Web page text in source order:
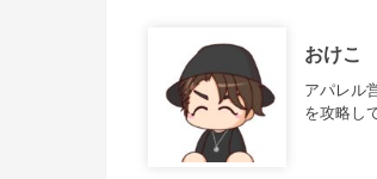
おけこ
アパレル
を攻略し